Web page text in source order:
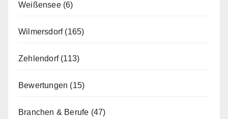
Weißensee(6)
Wilmersdorf(165)
Zehlendorf(113)
Bewertungen (15)
Branchen & Berufe (47)